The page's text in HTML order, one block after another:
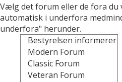
Vælg det forum eller de fora du
automatisk i underfora
underfora" herunder.